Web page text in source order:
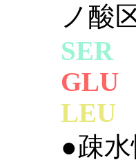
ノ酸
GLU
LEU
●疎